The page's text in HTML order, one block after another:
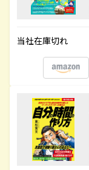
当社在庫切れ